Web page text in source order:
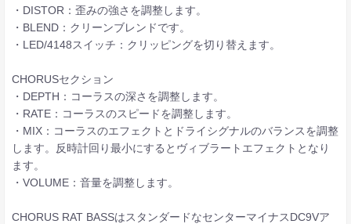
・DISTOR：歪みの強さを調整します。
・BLEND：クリーンブレンドです。
・LED/4148スイッチ：クリッピングを切り替えます。
CHORUSセクション
・DEPTH：コーラスの深さを調整します。
・RATE：コーラスのスピードを調整します。
・MIX：コーラスのエフェクトとドライシグナルのバランスを調整
します。反時計回り最小にするとヴィブラートエフェクトとなり
ます。
・VOLUME：音量を調整します。
CHORUS RAT BASSはスタンダードなセンターマイナスDC9Vア